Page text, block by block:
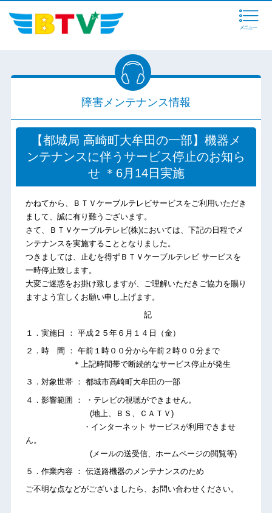
メニュー
障害メンテナンス情報
【都城局 高崎町大牟田の一部】機器メ
ンテナンスに伴うサービス停止のお知ら
せ ＊6月14日実施
かねてから、ＢＴＶケーブルテレビサービスをご利用いただき
まして、誠に有り難うございます。
さて、ＢＴＶケーブルテレビ(株)においては、下記の日程でメ
ンテナンスを実施することとなりました。
つきましては、止むを得ずＢＴＶケーブルテレビ サービスを
一時停止致します。
大変ご迷惑をお掛け致しますが、ご理解いただきご協力を賜り
ますよう宜しくお願い申し上げます。
記
１．実施日 ： 平成２５年６月１４日（金）
２．時 間 ： 午前１時００分から午前２時００分まで
＊上記時間帯で断続的なサービス停止が発生
３．対象世帯 ： 都城市高崎町大牟田の一部
４．影響範囲 ： ・テレビの視聴ができません。
(地上、ＢＳ、ＣＡＴＶ)
・インターネット サービスが利用できませ
ん。
(メールの送受信、ホームページの閲覧等)
５．作業内容 ： 伝送路機器のメンテナンスのため
ご不明な点などがございましたら、お問い合わせください。